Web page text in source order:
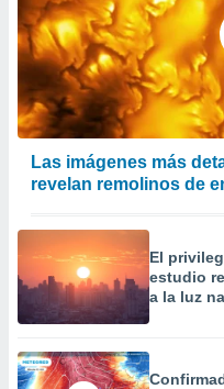
Las imágenes más
revelan remolinos de
El
estudio
a la luz